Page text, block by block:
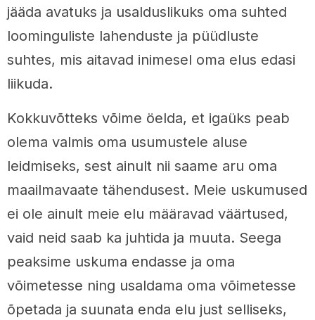
jääda avatuks ja usalduslikuks oma suhted
loominguliste lahenduste ja püüdluste
suhtes, mis aitavad inimesel oma elus edasi
liikuda.
Kokkuvõtteks võime öelda, et igaüks peab
olema valmis oma usumustele aluse
leidmiseks, sest ainult nii saame aru oma
maailmavaate tähendusest. Meie uskumused
ei ole ainult meie elu määravad väärtused,
vaid neid saab ka juhtida ja muuta. Seega
peaksime uskuma endasse ja oma
võimetesse ning usaldama oma võimetesse
õpetada ja suunata enda elu just selliseks,